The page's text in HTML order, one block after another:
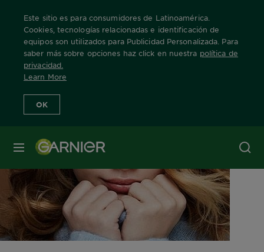
Este sitio es para consumidores de Latinoamérica.
Cookies, tecnologías relacionadas e identificación de
equipos son utilizados para Publicidad Personalizada. Para
saber más sobre opciones haz click en nuestra política de
privacidad
Learn More
OK
MENÚ